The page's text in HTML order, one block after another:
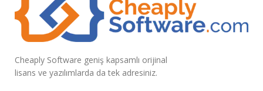
Cheaply Software geniş kapsamlı orijinal
lisans ve yazılımlarda da tek adresiniz.